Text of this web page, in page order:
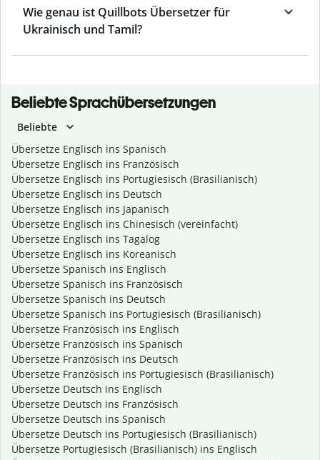
Wie genau ist Quillbots Übersetzer für
Ukrainisch und Tamil?
Beliebte Sprachübersetzungen
Beliebte
Übersetze Englisch ins Spanisch
Übersetze Englisch ins Französisch
Übersetze Englisch ins Portugiesisch (Brasilianisch)
Übersetze Englisch ins Deutsch
Übersetze Englisch ins Japanisch
Übersetze Englisch ins Chinesisch (vereinfacht)
Übersetze Englisch ins Tagalog
Übersetze Englisch ins Koreanisch
Übersetze Spanisch ins Englisch
Übersetze Spanisch ins Französisch
Übersetze Spanisch ins Deutsch
Übersetze Spanisch ins Portugiesisch (Brasilianisch)
Übersetze Französisch ins Englisch
Übersetze Französisch ins Spanisch
Übersetze Französisch ins Deutsch
Übersetze Französisch ins Portugiesisch (Brasilianisch)
Übersetze Deutsch ins Englisch
Übersetze Deutsch ins Französisch
Übersetze Deutsch ins Spanisch
Übersetze Deutsch ins Portugiesisch (Brasilianisch)
Übersetze Portugiesisch (Brasilianisch) ins Englisch